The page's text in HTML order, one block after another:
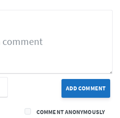
ADD COMMENT
COMMENT ANONYMOUSLY